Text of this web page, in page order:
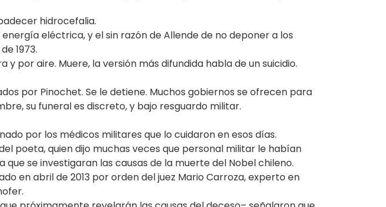
hidrocefalia.
eléctrica, y el sin razón de Allende de no deponer a los
1973.
por aire. Muere, la versión más difundida habla de un suicidio.
por Pinochet. Se le detiene. Muchos gobiernos se ofrecen para
su funeral es discreto, y bajo resguardo militar.
por los médicos militares que lo cuidaron en esos días.
poeta, quien dijo muchas veces que personal militar le habían
se investigaran las causas de la muerte del Nobel chileno.
en abril de 2013 por orden del juez Mario Carroza, experto en